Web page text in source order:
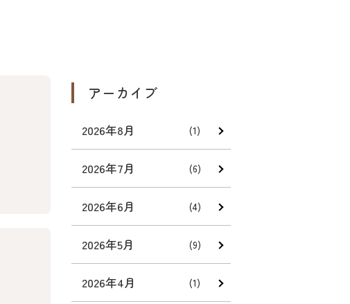
アーカイブ
2026年8月 (1)
2026年7月 (6)
2026年6月 (4)
2026年5月 (9)
2026年4月 (1)